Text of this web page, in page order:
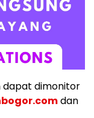
dapat dimonitor
dan